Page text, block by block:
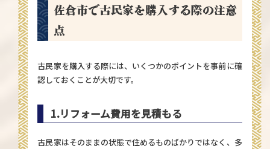
佐倉市で古民家を購入する際の注意
点
古民家を購入する際には、いくつかのポイントを事前に確
認しておくことが大切です。
1.リフォーム費用を見積もる
古民家はそのままの状態で住めるものばかりではなく、多